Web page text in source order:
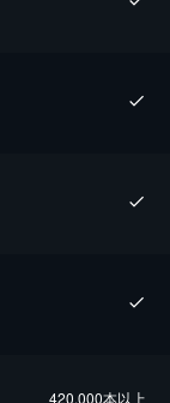
420,000本以上